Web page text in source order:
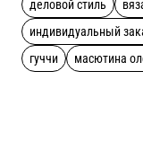
деловой стиль
индивидуальный
гуччи
масютина